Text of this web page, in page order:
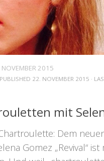
2015
PUBLISHED 22. NOVEMBER 2015 ·
mit
Dem
Gomez „Revival“